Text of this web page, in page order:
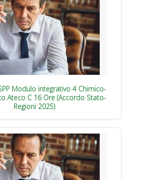
Modulo integrativo 4 Chimico-
Ateco C 16 Ore (Accordo Stato-
Regioni 2025)